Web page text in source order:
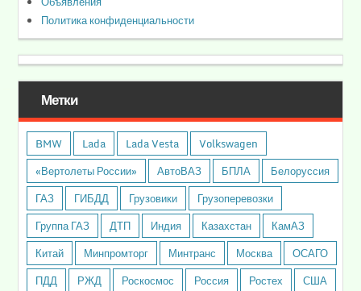
Политика конфиденциальности
Метки
BMW Lada Lada Vesta
Volkswagen
«Вертолеты России»
АвтоВАЗ БПЛА
Белоруссия
ГАЗ
ГИБДД Грузовики
Грузоперевозки
Группа ГАЗ
ДТП Индия Казахстан
КамАЗ
Китай
Минпромторг Минтранс Москва
ОСАГО
ПДД
РЖД Роскосмос Россия Ростех
США